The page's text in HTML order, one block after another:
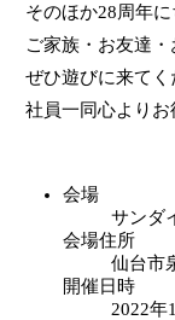
そのほか28周年
ご家族・お友達・
ぜひ遊びに来てく
社員一同心よりお
会場
サンダ
会場住所
仙台市
開催日時
2022年